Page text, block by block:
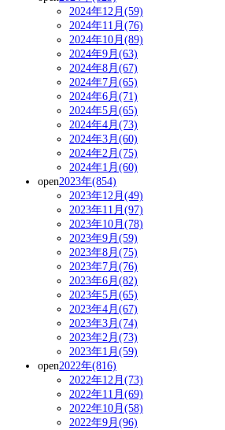
2024年12月(59)
2024年11月(76)
2024年10月(89)
2024年9月(63)
2024年8月(67)
2024年7月(65)
2024年6月(71)
2024年5月(65)
2024年4月(73)
2024年3月(60)
2024年2月(75)
2024年1月(60)
open2023年(854)
2023年12月(49)
2023年11月(97)
2023年10月(78)
2023年9月(59)
2023年8月(75)
2023年7月(76)
2023年6月(82)
2023年5月(65)
2023年4月(67)
2023年3月(74)
2023年2月(73)
2023年1月(59)
open2022年(816)
2022年12月(73)
2022年11月(69)
2022年10月(58)
2022年9月(96)